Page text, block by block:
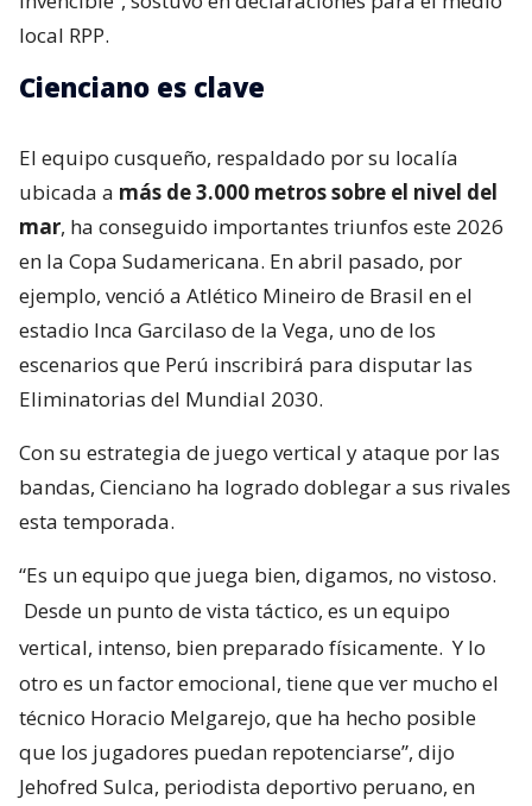
local RPP.
Cienciano es clave
El equipo cusqueño, respaldado por su localía
ubicada a más de 3.000 metros sobre el nivel del
mar, ha conseguido importantes triunfos este 2026
en la Copa Sudamericana. En abril pasado, por
ejemplo, venció a Atlético Mineiro de Brasil en el
estadio Inca Garcilaso de la Vega, uno de los
escenarios que Perú inscribirá para disputar las
Eliminatorias del Mundial 2030.
Con su estrategia de juego vertical y ataque por las
bandas, Cienciano ha logrado doblegar a sus rivales
esta temporada.
“Es un equipo que juega bien, digamos, no vistoso.
Desde un punto de vista táctico, es un equipo
vertical, intenso, bien preparado físicamente. Y lo
otro es un factor emocional, tiene que ver mucho el
técnico Horacio Melgarejo, que ha hecho posible
que los jugadores puedan repotenciarse”, dijo
Jehofred Sulca, periodista deportivo peruano, en